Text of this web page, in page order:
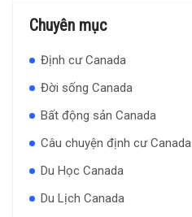
Chuyên mục
Định cư Canada
Đời sống Canada
Bất động sản Canada
Câu chuyện định cư Canada
Du Học Canada
Du Lịch Canada